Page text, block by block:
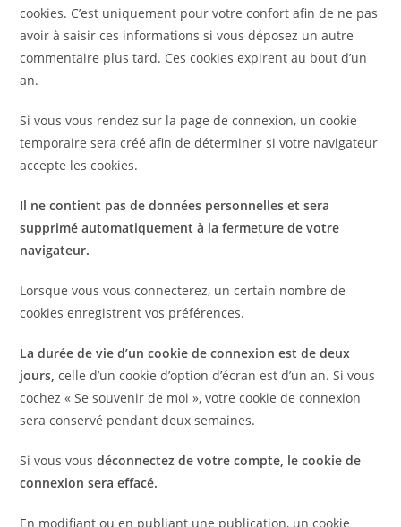
cookies. C’est uniquement pour votre confort afin de ne pas
avoir à saisir ces informations si vous déposez un autre
commentaire plus tard. Ces cookies expirent au bout d’un
an.
Si vous vous rendez sur la page de connexion, un cookie
temporaire sera créé afin de déterminer si votre navigateur
accepte les cookies.
Il ne contient pas de données personnelles et sera
supprimé automatiquement à la fermeture de votre
navigateur.
Lorsque vous vous connecterez, un certain nombre de
cookies enregistrent vos préférences.
La durée de vie d’un cookie de connexion est de deux
jours,celle d’un cookie d’option d’écran est d’un an. Si vous
cochez « Se souvenir de moi », votre cookie de connexion
sera conservé pendant deux semaines.
Si vous vousdéconnectez de votre compte, le cookie de
connexion sera effacé.
En modifiant ou en publiant une publication, un cookie